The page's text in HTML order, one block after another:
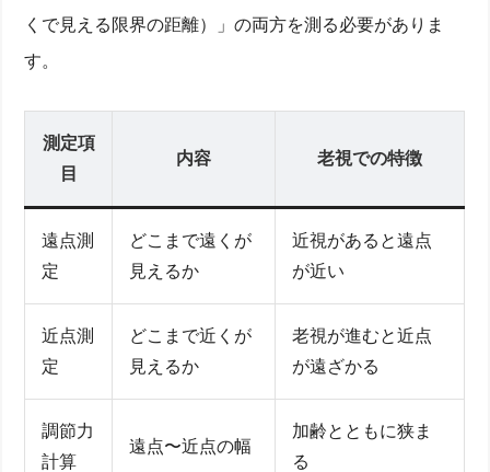
くで見える限界の距離）」の両方を測る必要がありま
す。
測定項
目
内容 老視での特徴
遠点測
定
どこまで遠くが
見えるか
近視があると遠点
が近い
近点測
定
どこまで近くが
見えるか
老視が進むと近点
が遠ざかる
調節力
計算
遠点〜近点の幅
加齢とともに狭ま
る